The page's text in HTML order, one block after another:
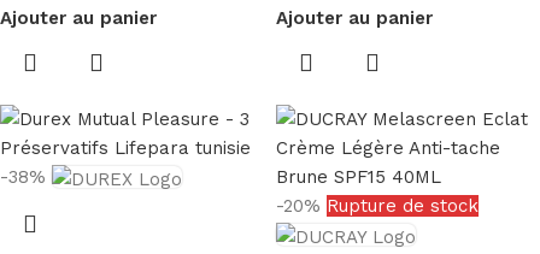
Ajouter au panier
Ajouter au panier
-38%
-20% Rupture de stock